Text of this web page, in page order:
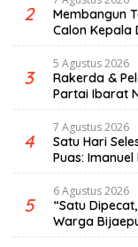
2
Membangun
Calon Kepala
3
5 Agustus 2026
Rakerda &
Partai Ibarat
Hektar &
4
7 Agustus 2026
Satu Hari
Puas:
Bekerja
5
6 Agustus 2026
“Satu
Warga
pelan, Tapi